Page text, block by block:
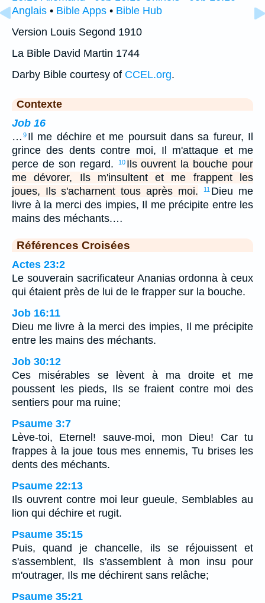
Anglais • Bible Apps • Bible Hub
Version Louis Segond 1910
La Bible David Martin 1744
Darby Bible courtesy of CCEL.org.
Contexte
Job 16
… 9 Il me déchire et me poursuit dans sa fureur, Il
grince des dents contre moi, Il m'attaque et me
perce de son regard.
10 Ils ouvrent la bouche pour
me dévorer, Ils m'insultent et me frappent les
joues, Ils s'acharnent tous après moi.
11 Dieu me
livre à la merci des impies, Il me précipite entre les
mains des méchants.…
Références Croisées
Actes 23:2
Le souverain sacrificateur Ananias ordonna à ceux
qui étaient près de lui de le frapper sur la bouche.
Job 16:11
Dieu me livre à la merci des impies, Il me précipite
entre les mains des méchants.
Job 30:12
Ces misérables se lèvent à ma droite et me
poussent les pieds, Ils se fraient contre moi des
sentiers pour ma ruine;
Psaume 3:7
Lève-toi, Eternel! sauve-moi, mon Dieu! Car tu
frappes à la joue tous mes ennemis, Tu brises les
dents des méchants.
Psaume 22:13
Ils ouvrent contre moi leur gueule, Semblables au
lion qui déchire et rugit.
Psaume 35:15
Puis, quand je chancelle, ils se réjouissent et
s'assemblent, Ils s'assemblent à mon insu pour
m'outrager, Ils me déchirent sans relâche;
Psaume 35:21